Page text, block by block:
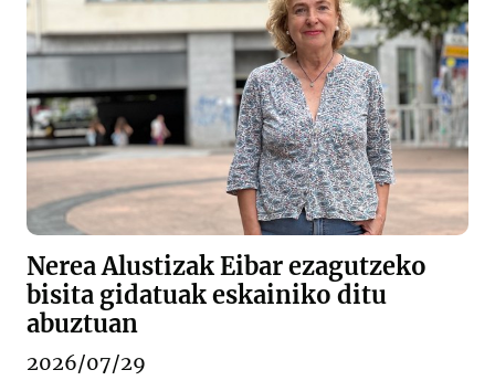
Nerea Alustizak Eibar ezagutzeko
bisita gidatuak eskainiko ditu
abuztuan
2026/07/29